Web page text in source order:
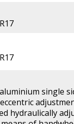
single
hydraulically